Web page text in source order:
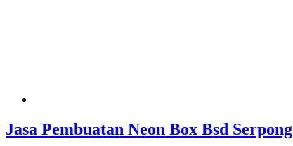
Jasa Pembuatan Neon Box Bsd Serpong